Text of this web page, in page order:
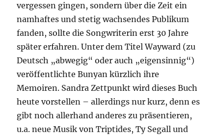
vergessen gingen, sondern über die Zeit ein
namhaftes und stetig wachsendes Publikum
fanden, sollte die Songwriterin erst 30 Jahre
später erfahren. Unter dem Titel Wayward (zu
Deutsch „abwegig“ oder auch „eigensinnig“)
veröffentlichte Bunyan kürzlich ihre
Memoiren. Sandra Zettpunkt wird dieses Buch
heute vorstellen – allerdings nur kurz, denn es
gibt noch allerhand anderes zu präsentieren,
u.a. neue Musik von Triptides, Ty Segall und